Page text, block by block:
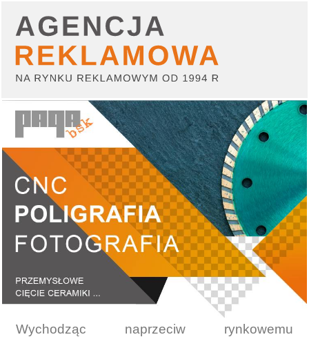
Wychodząc naprzeciw rynkowemu